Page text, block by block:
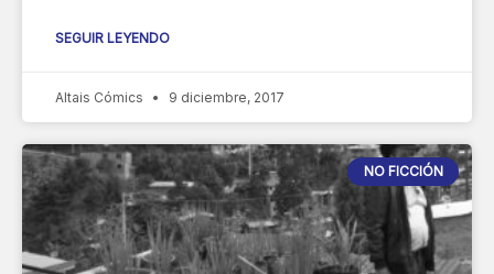
SEGUIR LEYENDO
Altais Cómics 9 diciembre, 2017
NO FICCIÓN